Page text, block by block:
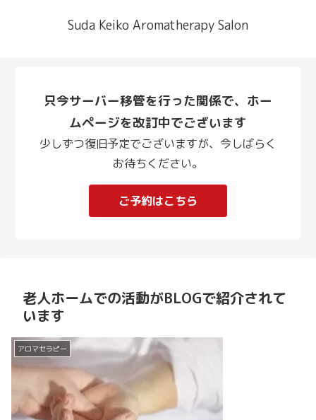
Suda Keiko Aromatherapy Salon
只今サーバー移管を行った関係で、ホー
ムページを改訂中でございます
少しずつ復旧予定でございますが、今しばらく
お待ちください。
ご予約はこちら
老人ホームでの活動がBLOGで紹介されて
います
アロマセラピー